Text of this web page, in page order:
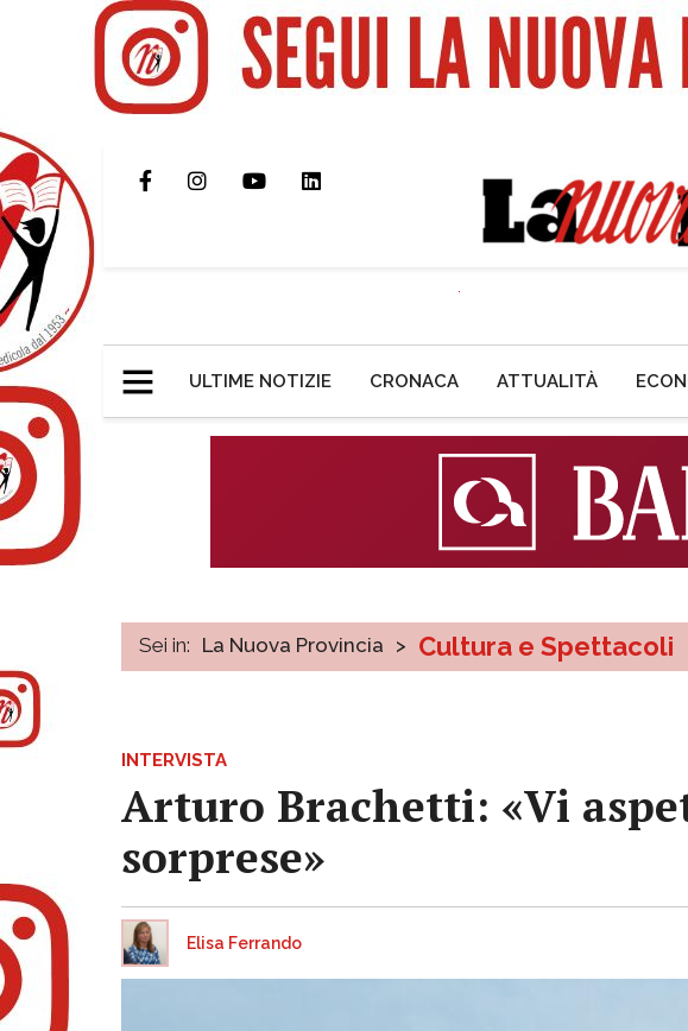
ULTIME NOTIZIE CRONACA ATTUALITÀ
Sei in: La Nuova Provincia > Cultura e Spettacoli
INTERVISTA
Arturo Brachetti: «Vi
sorprese»
Elisa Ferrando